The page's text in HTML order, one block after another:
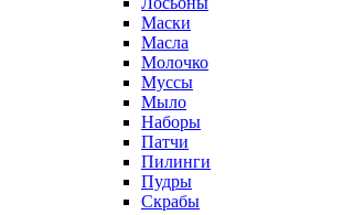
Маски
Масла
Молочко
Муссы
Мыло
Наборы
Патчи
Пилинги
Пудры
Скрабы